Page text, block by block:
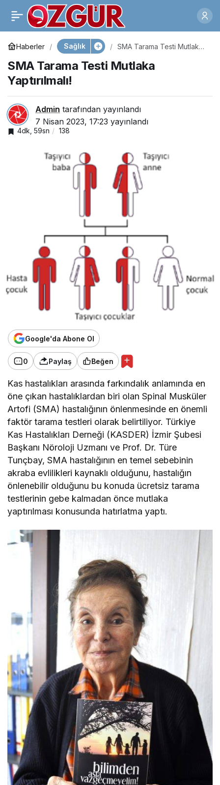
Haberler Sağlık
SMA Tarama Testi Mutlaka
SMA Tarama Testi Mutlaka
Yaptırılmalı!
Admin tarafından yayınlandı
7 Nisan 2023, 17:23 yayınlandı
4dk, 59sn 138
Google'da Abone Ol
0 Paylaş Beğen
Kas hastalıkları arasında farkındalık anlamında en
öne çıkan hastalıklardan biri olan Spinal Musküler
Artofi (SMA) hastalığının önlenmesinde en önemli
faktör tarama testleri olarak belirtiliyor. Türkiye
Kas Hastalıkları Derneği (KASDER) İzmir Şubesi
Başkanı Nöroloji Uzmanı ve Prof. Dr. Türe
Tunçbay, SMA hastalığının en temel sebebinin
akraba evlilikleri kaynaklı olduğunu, hastalığın
önlenebilir olduğunu bu konuda ücretsiz tarama
testlerinin gebe kalmadan önce mutlaka
yaptırılması konusunda hatırlatma yaptı.
Kızılay Bağış İstiyor,
Hastaneler Kan!
Paylaş